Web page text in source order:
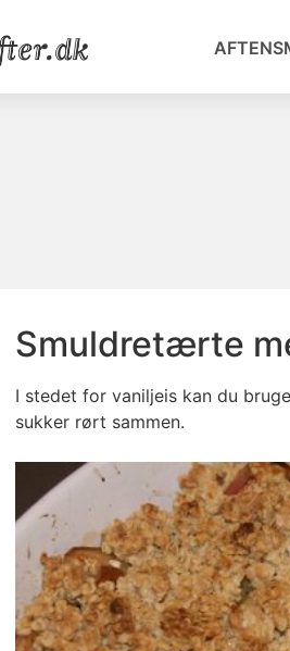
Smuldretærte
I stedet for vaniljeis kan du
sukker rørt sammen.